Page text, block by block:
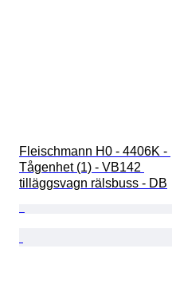
Fleischmann H0 - 4406K -
Tågenhet (1) - VB142
tilläggsvagn rälsbuss - DB